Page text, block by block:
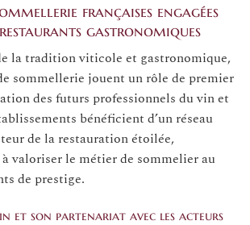
françaises engagées
gastronomiques
la tradition viticole et gastronomique,
sommellerie jouent un rôle de premier
des futurs professionnels du vin et
bénéficient d’un réseau
de la restauration étoilée,
valoriser le métier de sommelier au
de prestige.
et son partenariat avec les acteurs